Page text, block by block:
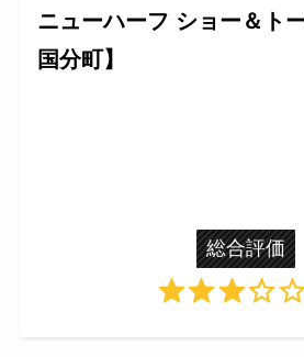
ニューハーフ ショー＆ト
国分町】
総合評価